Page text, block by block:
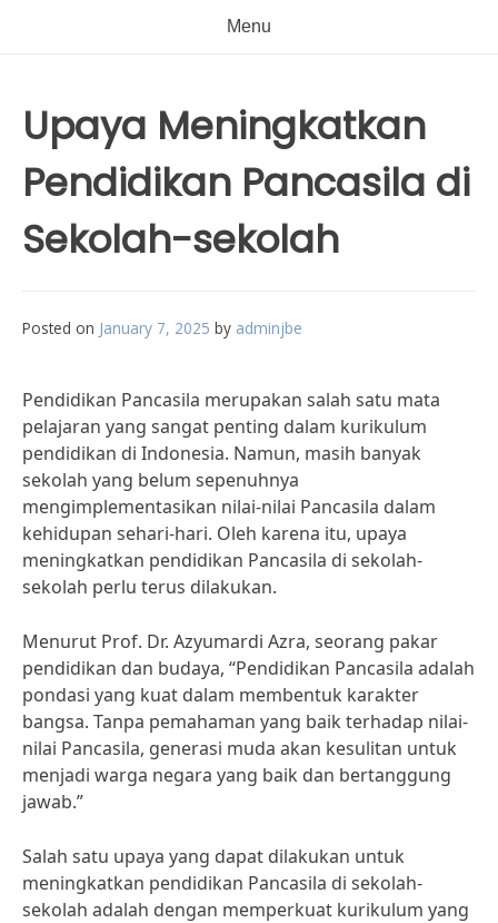
Menu
Upaya Meningkatkan
Pendidikan Pancasila di
Sekolah-sekolah
Posted on January 7, 2025 by adminjbe
Pendidikan Pancasila merupakan salah satu mata
pelajaran yang sangat penting dalam kurikulum
pendidikan di Indonesia. Namun, masih banyak
sekolah yang belum sepenuhnya
mengimplementasikan nilai-nilai Pancasila dalam
kehidupan sehari-hari. Oleh karena itu, upaya
meningkatkan pendidikan Pancasila di sekolah-
sekolah perlu terus dilakukan.
Menurut Prof. Dr. Azyumardi Azra, seorang pakar
pendidikan dan budaya, “Pendidikan Pancasila adalah
pondasi yang kuat dalam membentuk karakter
bangsa. Tanpa pemahaman yang baik terhadap nilai-
nilai Pancasila, generasi muda akan kesulitan untuk
menjadi warga negara yang baik dan bertanggung
jawab.”
Salah satu upaya yang dapat dilakukan untuk
meningkatkan pendidikan Pancasila di sekolah-
sekolah adalah dengan memperkuat kurikulum yang